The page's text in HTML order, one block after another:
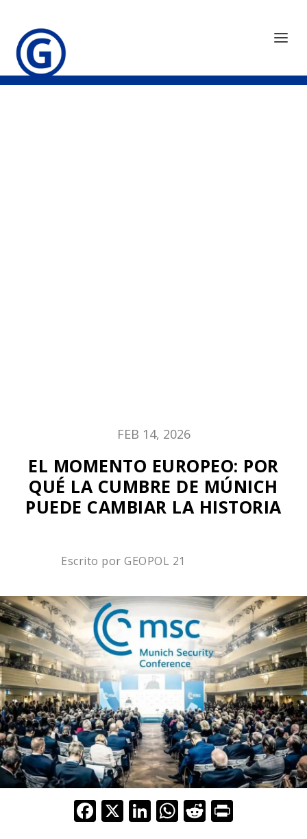
FEB 14, 2026
EL MOMENTO EUROPEO: POR
QUÉ LA CUMBRE DE MÚNICH
PUEDE CAMBIAR LA HISTORIA
Escrito por GEOPOL 21
F X Li W R